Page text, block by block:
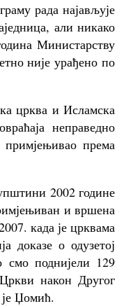
рада најављује
али никако
Министарству
није урађено по
црква и Исламска
неправедно
примјењивао према
2002 године
и вршена
када је црквама
доказе о одузетој
смо поднијели 129
након Другог
је Џомић.